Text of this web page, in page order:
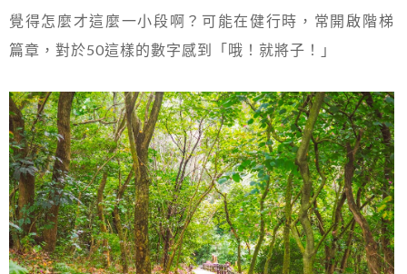
覺得怎麼才這麼一小段啊？可能在健行時，常開啟階梯
篇章，對於50這樣的數字感到「哦！就將子！」